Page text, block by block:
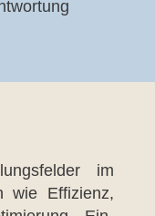
im
wie Effi­zi­enz,